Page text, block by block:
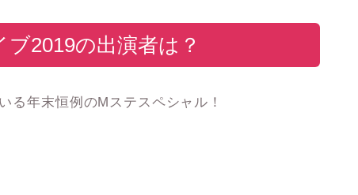
2019の出演者は？
る年末恒例のMステスペシャル！